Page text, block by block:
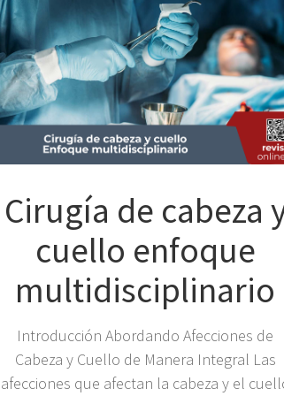
Cirugía de cabeza
cuello enfoque
multidisciplinario
Introducción Abordando Afecciones de
Cabeza y Cuello de Manera Integral Las
afecciones que afectan la cabeza y el